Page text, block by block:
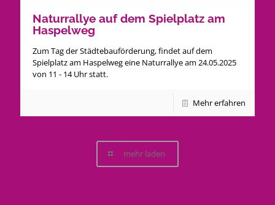
Naturrallye auf dem Spielplatz am
Haspelweg
Zum Tag der Städtebauförderung, findet auf dem
Spielplatz am Haspelweg eine Naturrallye am 24.05.2025
von 11 - 14 Uhr statt.
Mehr erfahren
mehr laden